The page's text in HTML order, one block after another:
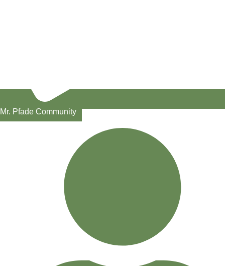
Mr. Pfade Community